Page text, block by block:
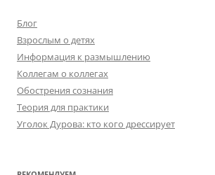
Блог
Взрослым о детях
Информация к размышлению
Коллегам о коллегах
Обострения сознания
Теория для практики
Уголок Дурова: кто кого дрессирует